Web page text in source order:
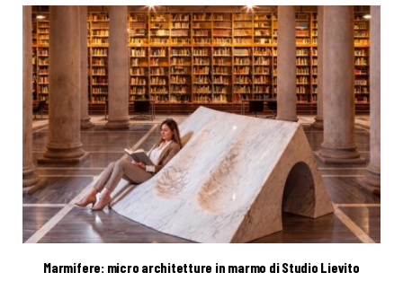
Marmifere: micro architetture in marmo di Studio Lievito